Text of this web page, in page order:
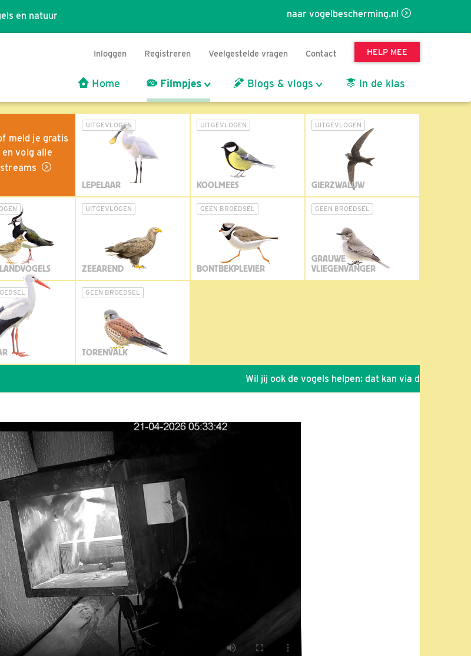
naar vogelbescherming.nl
en natuur
Inloggen Registreren Veelgestelde vragen Contact HELP MEE
Home Filmpjes Blogs & vlogs In de klas
meld je gratis
en volg alle
UITGEVLOGEN
LEPELAAR
UITGEVLOGEN
KOOLMEES
UITGEVLOGEN
GIERZWALUW
UITGEVLOGEN
ZEEAREND
GEEN BROEDSEL
BONTBEKPLEVIER
GEEN BROEDSEL
GRAUWE
VLIEGENVANGER
GEEN BROEDSEL
TORENVALK
Wil jij ook de vogels helpen: dat kan via de link!